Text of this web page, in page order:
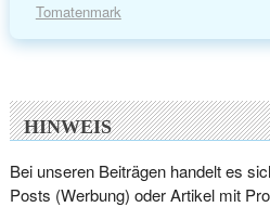
Tomatenmark
HINWEIS
Bei unseren Beiträgen handelt es
Posts (Werbung) oder Artikel mit